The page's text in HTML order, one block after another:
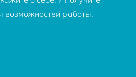
возможностей работы.